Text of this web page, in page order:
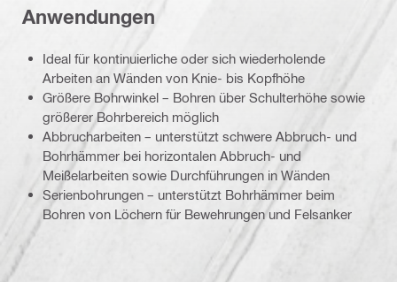
Anwendungen
Ideal für kontinuierliche oder sich wiederholende
Arbeiten an Wänden von Knie- bis Kopfhöhe
Größere Bohrwinkel – Bohren über Schulterhöhe sowie
größerer Bohrbereich möglich
Abbrucharbeiten – unterstützt schwere Abbruch- und
Bohrhämmer bei horizontalen Abbruch- und
Meißelarbeiten sowie Durchführungen in Wänden
Serienbohrungen – unterstützt Bohrhämmer beim
Bohren von Löchern für Bewehrungen und Felsanker